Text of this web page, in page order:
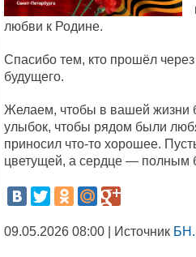
любви к Родине.
Спасибо тем, кто прошёл
будущего.
Желаем, чтобы в вашей жизни
улыбок, чтобы рядом были
приносил что‑то хорошее.
цветущей, а сердце — полным
09.05.2026 08:00 | Источник